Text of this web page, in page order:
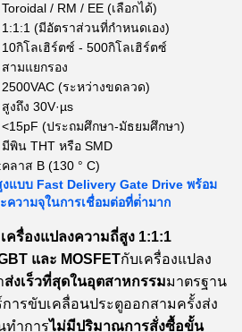
Toroidal / RM / EE (เลือกได้)
1:1:1 (มีอัตราส่วนที่กำหนดเอง)
10กิโลเฮิร์ตซ์ - 500กิโลเฮิร์ตซ์
สามแยกรอง
2500VAC (ระหว่างขดลวด)
สูงถึง 30V·µs
<15pF (ประถมศึกษา-มัธยมศึกษา)
มีพิน THT หรือ SMD
คลาส B (130 ° C)
แบบ Fast Delivery Gate Drive พร้อม
ความจุในการเชื่อมต่อที่ต่ํามาก
ครื่องแปลงความถี่สูง 1:1:1
และ MOSFETกับเครื่องแปลง
ส่งเร็วที่สุดในอุตสาหกรรมมาตรฐาน
ารขับเคลื่อนประตูออกสามครั้งส่ง
ทําการไม่มีปริมาณการสั่งซื้อขั้น